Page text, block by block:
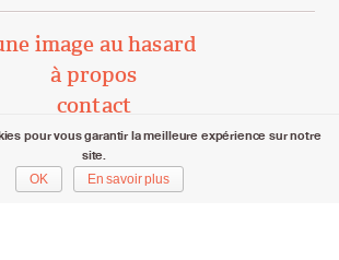
image au hasard
à propos
contact
unephotoparjour.ch/ 2015 – 2026
réservés aux auteurs respectifs.
pour vous garantir la meilleure expérience sur notre
site.
OK
En savoir plus